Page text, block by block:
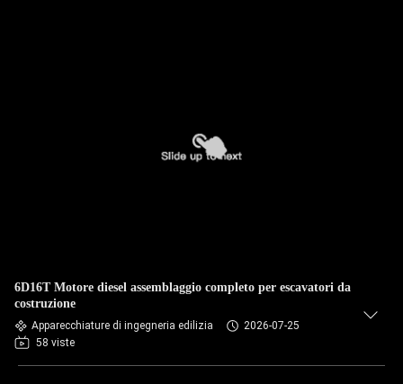
6D16T Motore diesel assemblaggio completo per escavatori da
costruzione
Apparecchiature di ingegneria edilizia
2026-07-25
58 viste